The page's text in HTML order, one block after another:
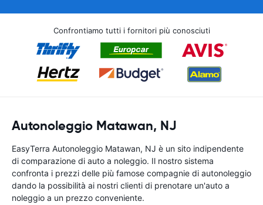
Confrontiamo tutti i fornitori più conosciuti
Autonoleggio Matawan, NJ
EasyTerra Autonoleggio Matawan, NJ è un sito indipendente
di comparazione di auto a noleggio. Il nostro sistema
confronta i prezzi delle più famose compagnie di autonoleggio
dando la possibilità ai nostri clienti di prenotare un'auto a
noleggio a un prezzo conveniente.